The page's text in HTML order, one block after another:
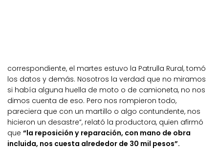
correspondiente, el martes estuvo la Patrulla Rural, tomó
los datos y demás. Nosotros la verdad que no miramos
si había alguna huella de moto o de camioneta, no nos
dimos cuenta de eso. Pero nos rompieron todo,
pareciera que con un martillo o algo contundente, nos
hicieron un desastre”, relató la productora, quien afirmó
que “la reposición y reparación, con mano de obra
incluida, nos cuesta alrededor de 30 mil pesos”.